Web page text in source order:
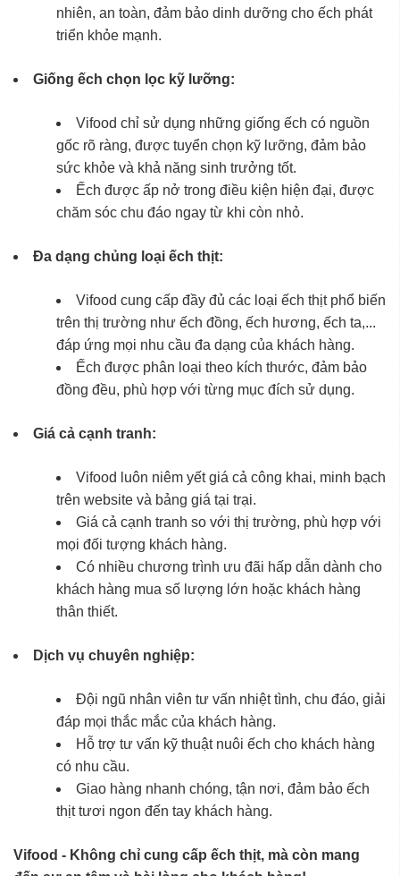
nhiên, an toàn, đảm bảo dinh dưỡng cho ếch phát
triển khỏe mạnh.
Giống ếch chọn lọc kỹ lưỡng:
Vifood chỉ sử dụng những giống ếch có nguồn
gốc rõ ràng, được tuyển chọn kỹ lưỡng, đảm bảo
sức khỏe và khả năng sinh trưởng tốt.
Ếch được ấp nở trong điều kiện hiện đại, được
chăm sóc chu đáo ngay từ khi còn nhỏ.
Đa dạng chủng loại ếch thịt:
Vifood cung cấp đầy đủ các loại ếch thịt phổ biến
trên thị trường như ếch đồng, ếch hương, ếch ta,...
đáp ứng mọi nhu cầu đa dạng của khách hàng.
Ếch được phân loại theo kích thước, đảm bảo
đồng đều, phù hợp với từng mục đích sử dụng.
Giá cả cạnh tranh:
Vifood luôn niêm yết giá cả công khai, minh bạch
trên website và bảng giá tại trại.
Giá cả cạnh tranh so với thị trường, phù hợp với
mọi đối tượng khách hàng.
Có nhiều chương trình ưu đãi hấp dẫn dành cho
khách hàng mua số lượng lớn hoặc khách hàng
thân thiết.
Dịch vụ chuyên nghiệp:
Đội ngũ nhân viên tư vấn nhiệt tình, chu đáo, giải
đáp mọi thắc mắc của khách hàng.
Hỗ trợ tư vấn kỹ thuật nuôi ếch cho khách hàng
có nhu cầu.
Giao hàng nhanh chóng, tận nơi, đảm bảo ếch
thịt tươi ngon đến tay khách hàng.
Vifood - Không chỉ cung cấp ếch thịt, mà còn mang